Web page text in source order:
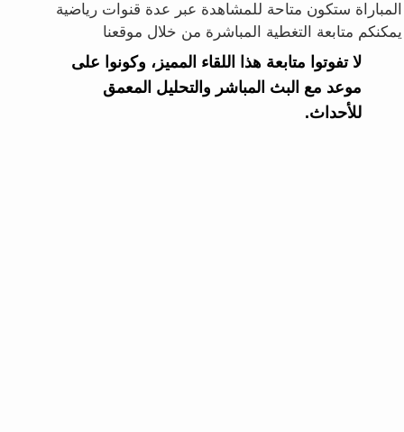
المباراة ستكون متاحة للمشاهدة عبر عدة قنوات رياضية
يمكنكم متابعة التغطية المباشرة من خلال موقعنا
لا تفوتوا متابعة هذا اللقاء المميز، وكونوا على
موعد مع البث المباشر والتحليل المعمق
للأحداث.